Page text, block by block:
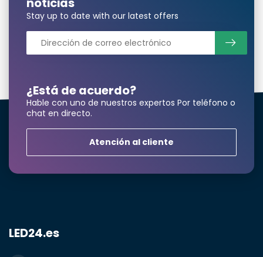
¿Está de acuerdo?
Hable con uno de nuestros expertos Por teléfono o
chat en directo.
Atención al cliente
Stay up to date with our latest offers
LED24.es